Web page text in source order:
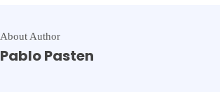
About Author
Pablo Pasten